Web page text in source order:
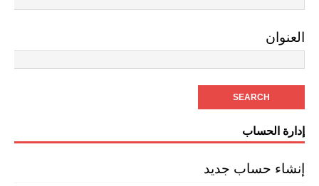
العنوان
إدارة الحساب
إنشاء حساب جديد